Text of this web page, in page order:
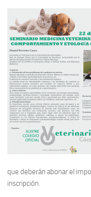
que deberán abonar el
inscripción.